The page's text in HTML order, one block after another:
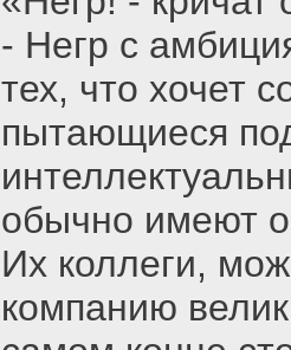
- Негр с
тех, что хочет
пытающиеся
обычно имеют
Их коллеги,
компанию